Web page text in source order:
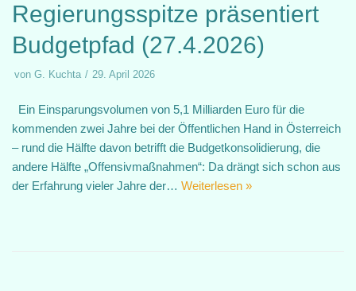
Regierungsspitze präsentiert
Budgetpfad (27.4.2026)
von G. Kuchta 29. April 2026
Ein Einsparungsvolumen von 5,1 Milliarden Euro für die
kommenden zwei Jahre bei der Öffentlichen Hand in Österreich
– rund die Hälfte davon betrifft die Budgetkonsolidierung, die
andere Hälfte „Offensivmaßnahmen“: Da drängt sich schon aus
der Erfahrung vieler Jahre der… Weiterlesen »